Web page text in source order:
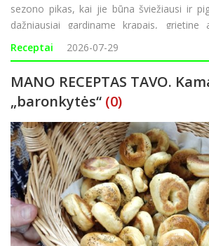
sezono pikas, kai jie būna šviežiausi ir
dažniausiai gardiname krapais, grietine
tačiau kitose pasaulio virtuvėse
padažu, sezamais,
Receptai 2026-07-29
MANO RECEPTAS TAVO.
„baronkytės“ (0)